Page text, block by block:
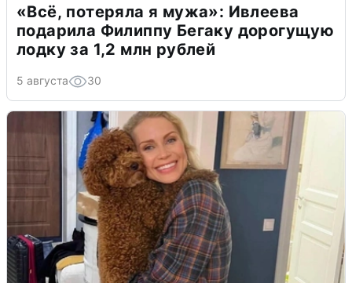
«Всё, потеряла я мужа»: Ивлеева
подарила Филиппу Бегаку дорогущую
лодку за 1,2 млн рублей
5 августа 30